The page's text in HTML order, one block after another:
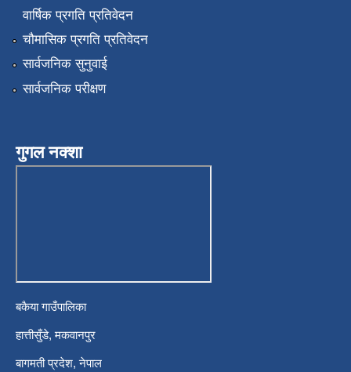
वार्षिक प्रगति प्रतिवेदन
चौमासिक प्रगति प्रतिवेदन
सार्वजनिक सुनुवाई
सार्वजनिक परीक्षण
गुगल नक्शा
बकैया गाउँपालिका
हात्तीसुँडे, मकवानपुर
बागमती प्रदेश, नेपाल